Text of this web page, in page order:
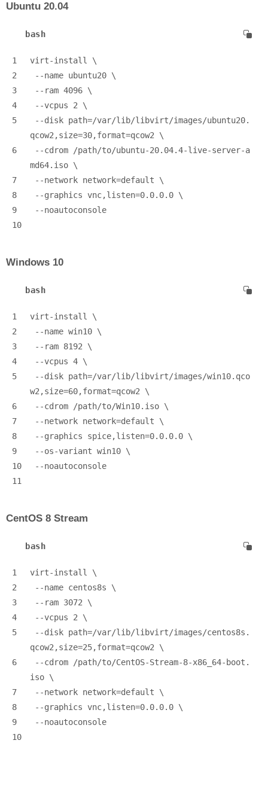
Ubuntu 20.04
bash
1
virt-install \
2
--name ubuntu20 \
3
--ram 4096 \
4
--vcpus 2 \
5
qcow2,size=30,format=qcow2 \
6
md64.iso \
7
--network network=default \
8
--graphics vnc,listen=0.0.0.0 \
9
--noautoconsole
10
Windows 10
bash
1
virt-install \
2
--name win10 \
3
--ram 8192 \
4
--vcpus 4 \
5
w2,size=60,format=qcow2 \
6
--cdrom /path/to/Win10.iso \
7
--network network=default \
8
--graphics spice,listen=0.0.0.0 \
9
--os-variant win10 \
10
--noautoconsole
11
CentOS 8 Stream
bash
1
virt-install \
2
--name centos8s \
3
--ram 3072 \
4
--vcpus 2 \
5
qcow2,size=25,format=qcow2 \
6
iso \
7
--network network=default \
8
--graphics vnc,listen=0.0.0.0 \
9
--noautoconsole
10